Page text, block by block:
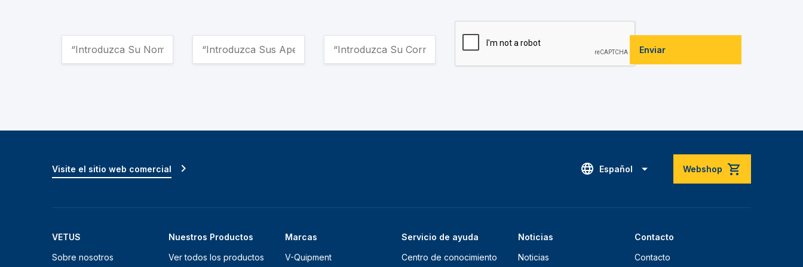
Enviar
Español Webshop
VETUS
Sobre nosotros
Nuestros Productos
Ver todos los productos
Marcas
V-Quipment
Servicio de ayuda
Centro de conocimiento
Noticias
Noticias
Contacto
Contacto
Visite el sitio web comercial